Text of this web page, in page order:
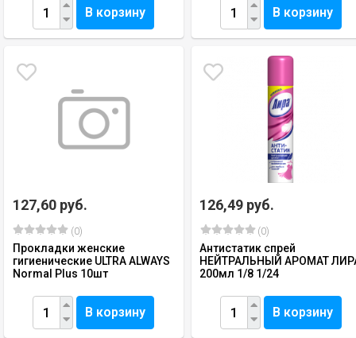
В корзину В корзину
127,60 руб.
(0)
Прокладки женские
гигиенические ULTRA ALWAYS
Normal Plus 10шт
В корзину
126,49 руб.
(0)
Антистатик спрей
НЕЙТРАЛЬНЫЙ АРОМАТ
200мл 1/8 1/24
В корзину